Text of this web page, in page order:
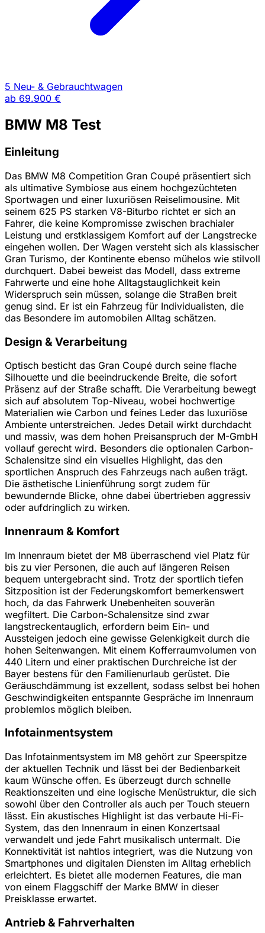
5 Neu- & Gebrauchtwagen
ab 69.900 €
BMW M8 Test
Einleitung
Das BMW M8 Competition Gran Coupé präsentiert sich
als ultimative Symbiose aus einem hochgezüchteten
Sportwagen und einer luxuriösen Reiselimousine. Mit
seinem 625 PS starken V8-Biturbo richtet er sich an
Fahrer, die keine Kompromisse zwischen brachialer
Leistung und erstklassigem Komfort auf der Langstrecke
eingehen wollen. Der Wagen versteht sich als klassischer
Gran Turismo, der Kontinente ebenso mühelos wie stilvoll
durchquert. Dabei beweist das Modell, dass extreme
Fahrwerte und eine hohe Alltagstauglichkeit kein
Widerspruch sein müssen, solange die Straßen breit
genug sind. Er ist ein Fahrzeug für Individualisten, die
das Besondere im automobilen Alltag schätzen.
Design & Verarbeitung
Optisch besticht das Gran Coupé durch seine flache
Silhouette und die beeindruckende Breite, die sofort
Präsenz auf der Straße schafft. Die Verarbeitung bewegt
sich auf absolutem Top-Niveau, wobei hochwertige
Materialien wie Carbon und feines Leder das luxuriöse
Ambiente unterstreichen. Jedes Detail wirkt durchdacht
und massiv, was dem hohen Preisanspruch der M-GmbH
vollauf gerecht wird. Besonders die optionalen Carbon-
Schalensitze sind ein visuelles Highlight, das den
sportlichen Anspruch des Fahrzeugs nach außen trägt.
Die ästhetische Linienführung sorgt zudem für
bewundernde Blicke, ohne dabei übertrieben aggressiv
oder aufdringlich zu wirken.
Innenraum & Komfort
Im Innenraum bietet der M8 überraschend viel Platz für
bis zu vier Personen, die auch auf längeren Reisen
bequem untergebracht sind. Trotz der sportlich tiefen
Sitzposition ist der Federungskomfort bemerkenswert
hoch, da das Fahrwerk Unebenheiten souverän
wegfiltert. Die Carbon-Schalensitze sind zwar
langstreckentauglich, erfordern beim Ein- und
Aussteigen jedoch eine gewisse Gelenkigkeit durch die
hohen Seitenwangen. Mit einem Kofferraumvolumen von
440 Litern und einer praktischen Durchreiche ist der
Bayer bestens für den Familienurlaub gerüstet. Die
Geräuschdämmung ist exzellent, sodass selbst bei hohen
Geschwindigkeiten entspannte Gespräche im Innenraum
problemlos möglich bleiben.
Infotainmentsystem
Das Infotainmentsystem im M8 gehört zur Speerspitze
der aktuellen Technik und lässt bei der Bedienbarkeit
kaum Wünsche offen. Es überzeugt durch schnelle
Reaktionszeiten und eine logische Menüstruktur, die sich
sowohl über den Controller als auch per Touch steuern
lässt. Ein akustisches Highlight ist das verbaute Hi-Fi-
System, das den Innenraum in einen Konzertsaal
verwandelt und jede Fahrt musikalisch untermalt. Die
Konnektivität ist nahtlos integriert, was die Nutzung von
Smartphones und digitalen Diensten im Alltag erheblich
erleichtert. Es bietet alle modernen Features, die man
von einem Flaggschiff der Marke BMW in dieser
Preisklasse erwartet.
Antrieb & Fahrverhalten